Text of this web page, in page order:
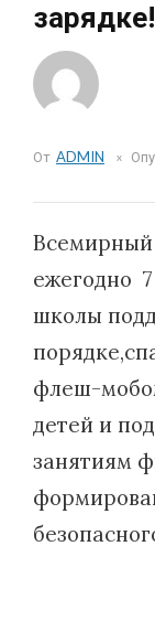
От ADMIN
Всемирный
ежегодно
школы
флеш-
детей и
занятиям